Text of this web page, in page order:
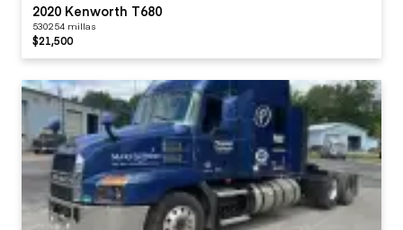
2020 Kenworth T680
530254 millas
$21,500